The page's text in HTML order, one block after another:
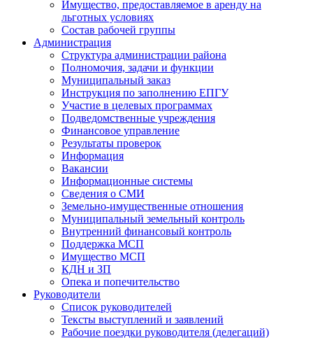
Имущество, предоставляемое в аренду на
льготных условиях
Состав рабочей группы
Администрация
Структура администрации района
Полномочия, задачи и функции
Муниципальный заказ
Инструкция по заполнению ЕПГУ
Участие в целевых программах
Подведомственные учреждения
Финансовое управление
Результаты проверок
Информация
Вакансии
Информационные системы
Сведения о СМИ
Земельно-имущественные отношения
Муниципальный земельный контроль
Внутренний финансовый контроль
Поддержка МСП
Имущество МСП
КДН и ЗП
Опека и попечительство
Руководители
Список руководителей
Тексты выступлений и заявлений
Рабочие поездки руководителя (делегаций)